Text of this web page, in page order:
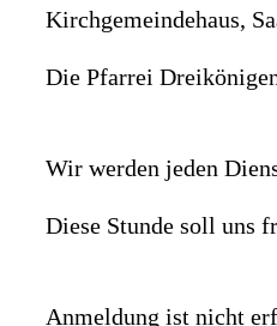
Kirchgemeindehaus,
Die Pfarrei
Wir werden jeden
Diese Stunde soll uns
Anmeldung ist nicht